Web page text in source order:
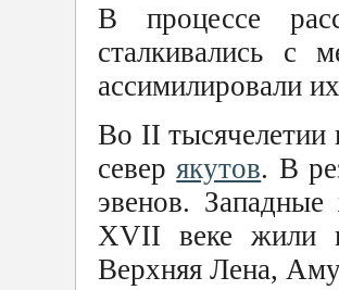
В процессе
сталкивались с
ассимилировали
Во II тысячелетии
северякутов. В
эвенов.
XVII веке жили
Верхняя Лена,